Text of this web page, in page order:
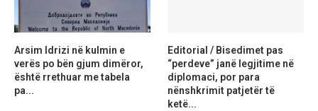
Arsim Idrizi në kulmin e
verës po bën gjum dimëror,
është rrethuar me tabela
pa...
Editorial / Bisedimet pas
“perdeve” janë legjitime në
diplomaci, por para
nënshkrimit patjetër të
ketë...